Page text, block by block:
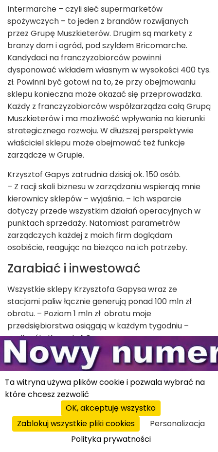
Intermarche – czyli sieć supermarketów
spożywczych – to jeden z brandów rozwijanych
przez Grupę Muszkieterów. Drugim są markety z
branży dom i ogród, pod szyldem Bricomarche.
Kandydaci na franczyzobiorców powinni
dysponować wkładem własnym w wysokości 400 tys.
zł. Powinni być gotowi na to, że przy obejmowaniu
sklepu konieczna może okazać się przeprowadzka.
Każdy z franczyzobiorców współzarządza całą Grupą
Muszkieterów i ma możliwość wpływania na kierunki
strategicznego rozwoju. W dłuższej perspektywie
właściciel sklepu może obejmować też funkcje
zarządcze w Grupie.
Krzysztof Gapys zatrudnia dzisiaj ok. 150 osób.
– Z racji skali biznesu w zarządzaniu wspierają mnie
kierownicy sklepów – wyjaśnia. – Ich wsparcie
dotyczy przede wszystkim działań operacyjnych w
punktach sprzedaży. Natomiast parametrów
zarządczych każdej z moich firm doglądam
osobiście, reagując na bieżąco na ich potrzeby.
Zarabiać i inwestować
Wszystkie sklepy Krzysztofa Gapysa wraz ze
stacjami paliw łącznie generują ponad 100 mln zł
obrotu. – Poziom 1 mln zł obrotu moje
przedsiębiorstwa osiągają w każdym tygodniu –
podkreśla Krzysztof Gapys.
Bartłomiej Tarłowski, kierownik działu rekrutacji i
szkoleń franczyzobiorców Grupy Muszkieterów,
zapewnia, że wszystkie sklepy Intermarche generują
obroty większe niż milion złotych w skali roku. Są
nawet takie, które generują milionowy i wyższy obrót
na przestrzeni tygodnia. – Ta wartość uzależniona
jest od wielkości punktu sprzedaży, formatu,
lokalizacji i jakości zarządzania – dodaje Bartłomiej
Ta witryna używa plików cookie i pozwala wybrać na
które chcesz zezwolić
OK, akceptuję wszystko
Zablokuj wszystkie pliki cookies
Personalizacja
Polityka prywatności